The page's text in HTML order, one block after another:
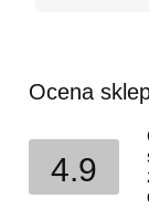
Ocena
4.9